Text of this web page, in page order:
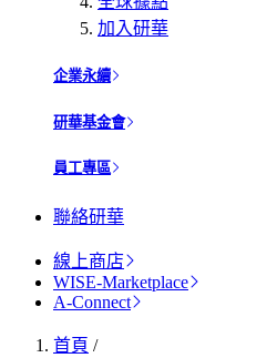
加入研華
企業永續
研華基金會
員工專區
聯絡研華
線上商店
WISE-Marketplace
A-Connect
首頁 /